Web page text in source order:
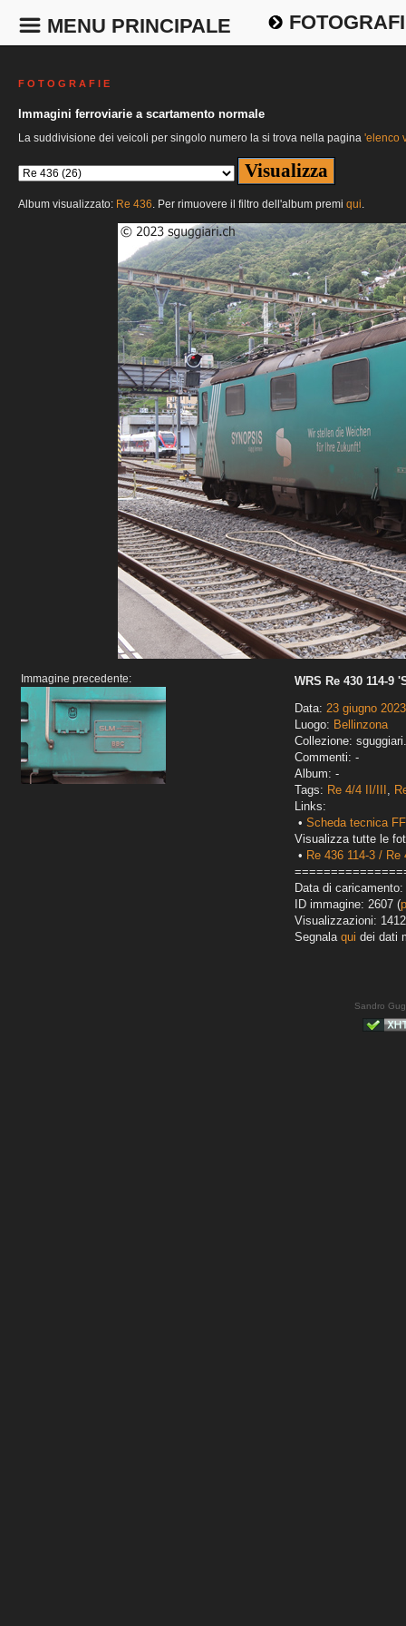
MENU PRINCIPALE
F O T O G R A F I E
Immagini ferroviarie a scartamento normale
La suddivisione dei veicoli per singolo numero la si trova nella pagina 'elenco
Album visualizzato: Re 436. Per rimuovere il filtro dell'album premi qui.
Immagine precedente:
WRS Re 430 114-9
Data: 23 giugno 2023
Luogo: Bellinzona
Collezione:
Commenti: -
Album: -
Tags: Re 4/4 II/III ,
Links:
• Scheda tecnica
Visualizza tutte le
• Re 436 114-3 / Re
Data di
ID immagine: 2607 (
Visualizzazioni: 1412
Segnala qui dei dati
Sandro